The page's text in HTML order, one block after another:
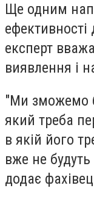
Ще одним
експерт
виявлення і
"Ми зможемо
який треба
в якій його
вже не
додає